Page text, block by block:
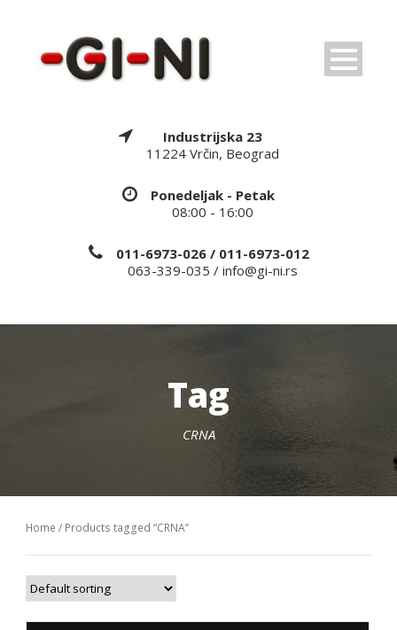
Industrijska 23
11224 Vrčin, Beograd
Ponedeljak - Petak
08:00 - 16:00
011-6973-026 / 011-6973-012
063-339-035 / info@gi-ni.rs
Tag
CRNA
Home / Products tagged “CRNA”